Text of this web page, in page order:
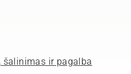
šalinimas ir pagalba